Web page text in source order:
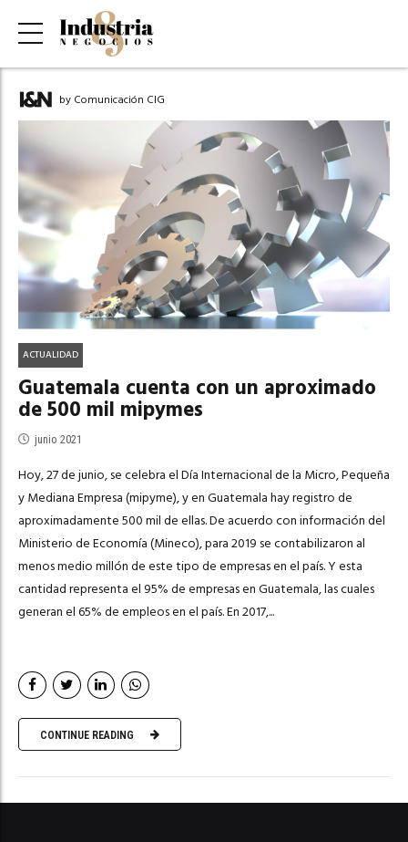
by Comunicación CIG
ACTUALIDAD
Guatemala cuenta con un aproximado
de 500 mil mipymes
junio 2021
Hoy, 27 de junio, se celebra el Día Internacional de la Micro, Pequeña
y Mediana Empresa (mipyme), y en Guatemala hay registro de
aproximadamente 500 mil de ellas. De acuerdo con información del
Ministerio de Economía (Mineco), para 2019 se contabilizaron al
menos medio millón de este tipo de empresas en el país. Y esta
cantidad representa el 95% de empresas en Guatemala, las cuales
generan el 65% de empleos en el país. En 2017,...
CONTINUE READING